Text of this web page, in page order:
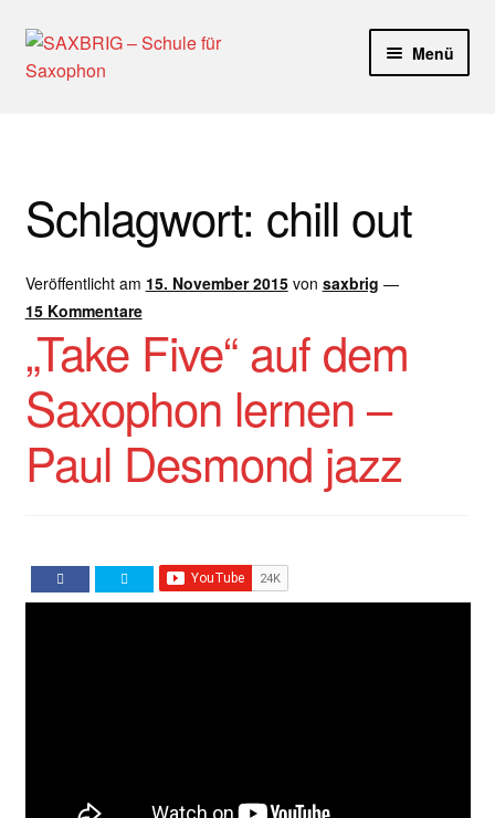
Zur
Navigation
Zum
Inhalt
Menü
Aktuelle Blog Artikel
ANMELDUNG
Dankeschön – Impro Basic Downloads (Youtube)
Datenschutz
Disclaimer
Impro Basic – Download PDF + mp3
Schlagwort: chill out
Veröffentlicht am 15. November 2015 von saxbrig —
15 Kommentare
„Take Five“ auf dem
Saxophon lernen –
Paul Desmond jazz